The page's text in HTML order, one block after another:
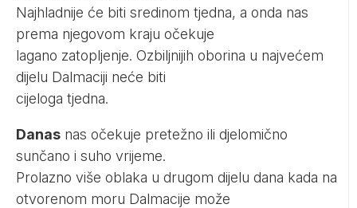
Najhladnije će biti sredinom tjedna, a onda nas
prema njegovom kraju očekuje
lagano zatopljenje. Ozbiljnijih oborina u najvećem
dijelu Dalmaciji neće biti
cijeloga tjedna.
Danas nas očekuje pretežno ili djelomično
sunčano i suho vrijeme.
Prolazno više oblaka u drugom dijelu dana kada na
otvorenom moru Dalmacije može